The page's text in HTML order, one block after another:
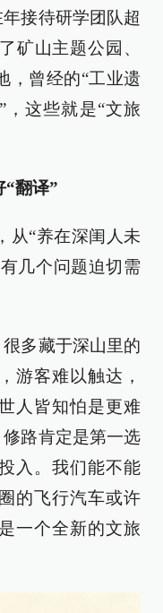
接待研学团队超
矿山主题公园、
，曾经的“工业遗
，这些就是“文旅
“翻译”
从“养在深闺人未
几个问题迫切需
多藏于深山里的
游客难以触达，
人皆知怕是更难
路肯定是第一选
入。我们能不能
的飞行汽车或许
一个全新的文旅